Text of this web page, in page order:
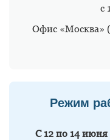
с
Офис «Москва»
Режим
С 12 по 14